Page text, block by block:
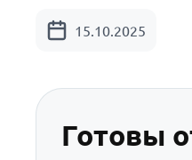
15.10.2025
Готовы